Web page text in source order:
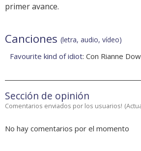
primer avance.
Canciones (letra, audio, vídeo)
Favourite kind of idiot: Con Rianne
Sección de opinión
Comentarios enviados por los usuarios! (
No hay comentarios por el momento